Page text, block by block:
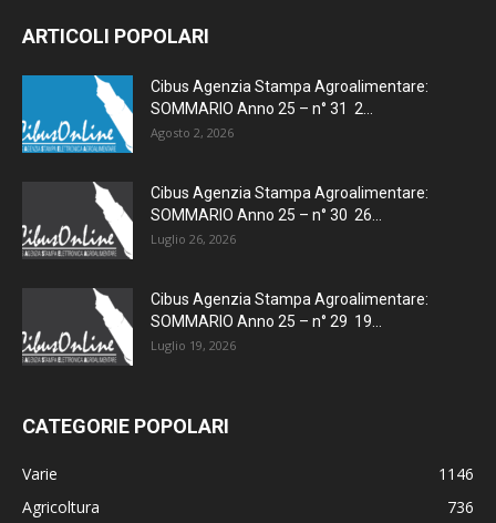
ARTICOLI POPOLARI
Cibus Agenzia Stampa Agroalimentare:
SOMMARIO Anno 25 – n° 31 2...
Agosto 2, 2026
Cibus Agenzia Stampa Agroalimentare:
SOMMARIO Anno 25 – n° 30 26...
Luglio 26, 2026
Cibus Agenzia Stampa Agroalimentare:
SOMMARIO Anno 25 – n° 29 19...
Luglio 19, 2026
CATEGORIE POPOLARI
Varie
1146
Agricoltura
736